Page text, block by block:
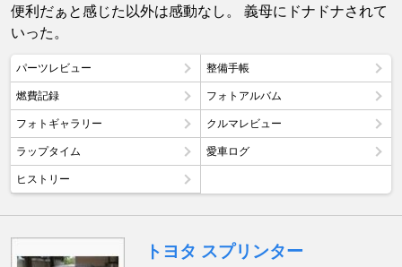
便利だぁと感じた以外は感動なし。 義母にドナドナされて
いった。
パーツレビュー 整備手帳
燃費記録 フォトアルバム
フォトギャラリー クルマレビュー
ラップタイム 愛車ログ
ヒストリー
トヨタ スプリンター